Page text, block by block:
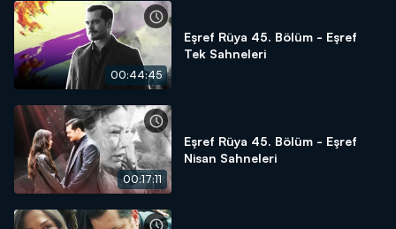
00:44:45
Eşref Rüya 45. Bölüm - Eşref
Tek Sahneleri
00:17:11
Eşref Rüya 45. Bölüm - Eşref
Nisan Sahneleri